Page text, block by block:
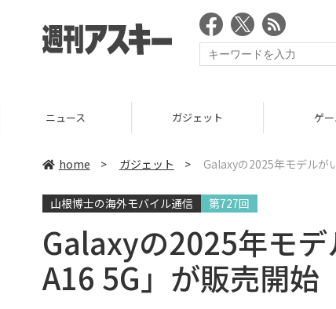
ニュース ガジェット ゲ
home > ガジェット > Galaxyの2025年モデルが
山根博士の海外モバイル通信 第727回
Galaxyの2025年モ
A16 5G」が販売開始